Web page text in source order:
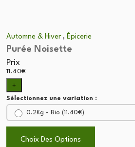
Automne & Hiver , Épicerie
Purée Noisette
Prix
11.40€
+
Sélectionnez une variation :
0.2Kg - Bio (11.40€)
Choix Des Options